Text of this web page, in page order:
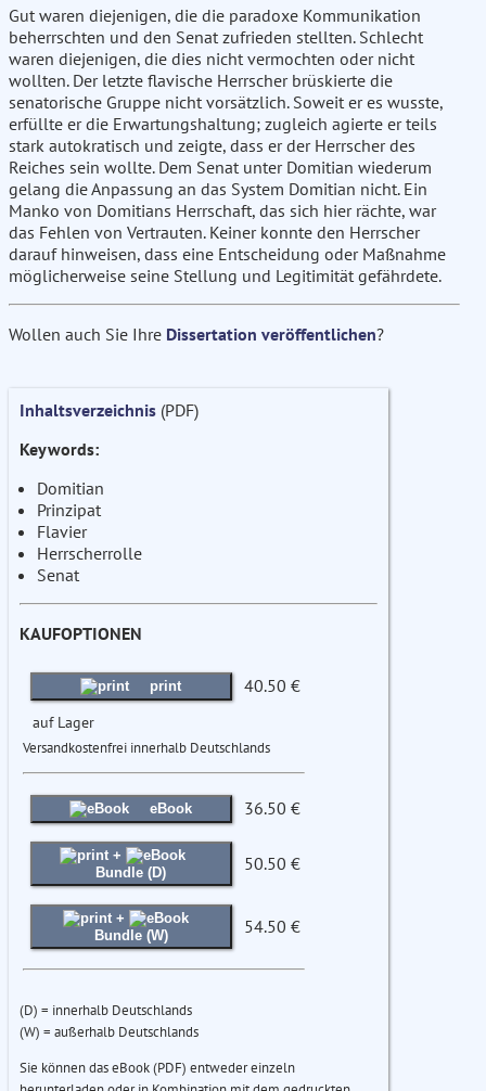
Gut waren diejenigen, die die paradoxe Kommunikation
beherrschten und den Senat zufrieden stellten. Schlecht
waren diejenigen, die dies nicht vermochten oder nicht
wollten. Der letzte flavische Herrscher brüskierte die
senatorische Gruppe nicht vorsätzlich. Soweit er es wusste,
erfüllte er die Erwartungshaltung; zugleich agierte er teils
stark autokratisch und zeigte, dass er der Herrscher des
Reiches sein wollte. Dem Senat unter Domitian wiederum
gelang die Anpassung an das System Domitian nicht. Ein
Manko von Domitians Herrschaft, das sich hier rächte, war
das Fehlen von Vertrauten. Keiner konnte den Herrscher
darauf hinweisen, dass eine Entscheidung oder Maßnahme
möglicherweise seine Stellung und Legitimität gefährdete.
Wollen auch Sie Ihre Dissertation veröffentlichen?
Inhaltsverzeichnis (PDF)
Keywords:
Domitian
Prinzipat
Flavier
Herrscherrolle
Senat
KAUFOPTIONEN
print 40.50 €
auf Lager
Versandkostenfrei innerhalb Deutschlands
eBook 36.50 €
+
Bundle (D)
50.50 €
+
Bundle (W)
54.50 €
(D) = innerhalb Deutschlands
(W) = außerhalb Deutschlands
Sie können das eBook (PDF) entweder einzeln